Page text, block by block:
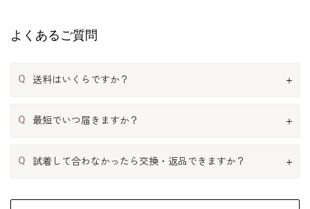
よくあるご質問
Q 送料はいくらですか？
Q 最短でいつ届きますか？
Q 試着して合わなかったら交換・返品できますか？